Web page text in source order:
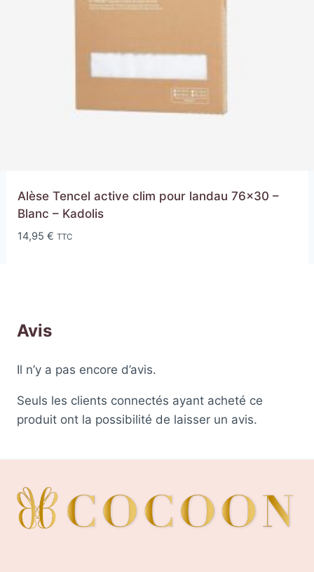
Alèse Tencel active clim pour landau 76×30 –
Blanc – Kadolis
14,95 € TTC
Avis
Il n’y a pas encore d’avis.
Seuls les clients connectés ayant acheté ce
produit ont la possibilité de laisser un avis.